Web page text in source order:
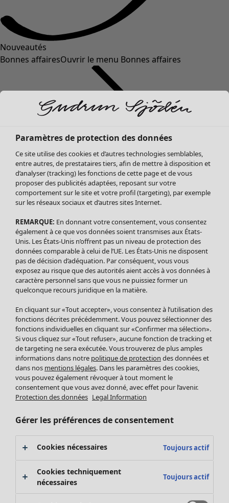
Nouveautés
Bonnes affairesOuvrir le menu Bonnes affaires
Soldes Vêtements
Tous les vêtements
Robes
Tuniques
Blouses
Tops
Gilets
Pantalon
Jupes
Leggings et collants
Accessoires
Chaussures
Vêtements de bain
Basics
Soldes Mobilier
Bonnes affaires déco
Décoration
Textiles
Tapis
Éponge
Paramètres de protection des données
Ce site utilise des cookies et d’autres technologies semblables,
entre autres, de prestataires tiers, afin de mettre à disposition et
d’analyser (tracking) les fonctions de cette page et de vous
proposer des publicités adaptées, reposant sur votre
comportement sur le site et votre profil (targeting), par exemple
sur les réseaux sociaux et d’autres sites Internet.
REMARQUE: En donnant votre consentement, vous consentez
également à ce que vos données soient transmises aux États-
Unis. Les États-Unis n’offrent pas un niveau de protection des
données comparable à celui de l’UE. Les États-Unis ne disposent
pas de décision d’adéquation. Par conséquent, vous vous
exposez au risque que des autorités aient accès à vos données à
caractère personnel sans que vous ne puissiez former un
quelconque recours juridique en la matière.
En cliquant sur «Tout accepter», vous consentez à l’utilisation des
fonctions décrites précédemment. Vous pouvez sélectionner des
fonctions individuelles en cliquant sur «Confirmer ma sélection».
Si vous cliquez sur «Tout refuser», aucune fonction de tracking et
de targeting ne sera exécutée. Vous trouverez de plus amples
informations dans notre politique de protection des données et
dans nos mentions légales. Dans les paramètres des cookies,
vous pouvez également révoquer à tout moment le
consentement que vous avez donné, avec effet pour l’avenir.
Protection des données Legal Information
Gérer les préférences de consentement
Cookies nécessaires Toujours actif
Cookies techniquement
nécessaires
Toujours actif